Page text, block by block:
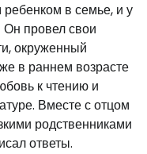
в семье, и у
Он провел свои
окруженный
в раннем возрасте
к чтению и
Вместе с отцом
родственниками
ответы.